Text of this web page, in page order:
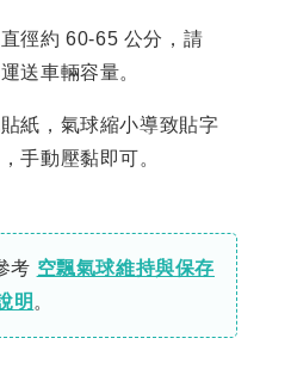
徑約 60-65 公分，請
送車輛容量。
紙，氣球縮小導致貼字
手動壓黏即可。
考 空飄氣球維持與保存
明 。